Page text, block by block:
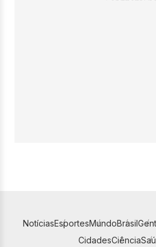
NotíciasEsportesMundoBrasil
CidadesCiência